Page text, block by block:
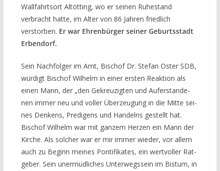
Wallfahrtsort Altötting, wo er seinen Ruhestand
verbracht hatte, im Alter von 86 Jahren friedlich
verstorben. Er war Ehrenbürger seiner Geburtsstadt
Erbendorf.
Sein Nach­fol­ger im Amt, Bischof Dr. Ste­fan Oster SDB,
wür­digt Bischof Wil­helm in einer ers­ten Reak­ti­on als
einen Mann, der ​„den Gekreu­zig­ten und Auf­er­stan­de­
nen immer neu und vol­ler Über­zeu­gung in die Mit­te sei­
nes Den­kens, Pre­di­gens und Han­delns gestellt hat.
Bischof Wil­helm war mit gan­zem Her­zen ein Mann der
Kir­che. Als sol­cher war er mir immer wie­der, vor allem
auch zu Beginn mei­nes Pon­ti­fi­ka­tes, ein wert­vol­ler Rat­
ge­ber. Sein uner­müd­li­ches Unter­wegs­sein im Bis­tum, in